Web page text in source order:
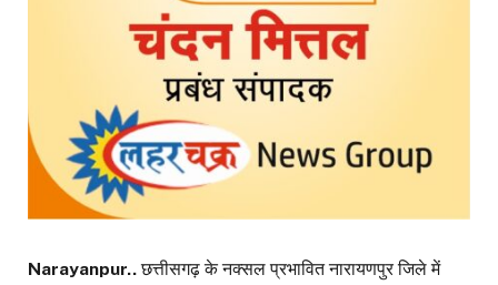
Narayanpur..छत्तीसगढ़ के नक्सल प्रभावित नारायणपुर जिले में